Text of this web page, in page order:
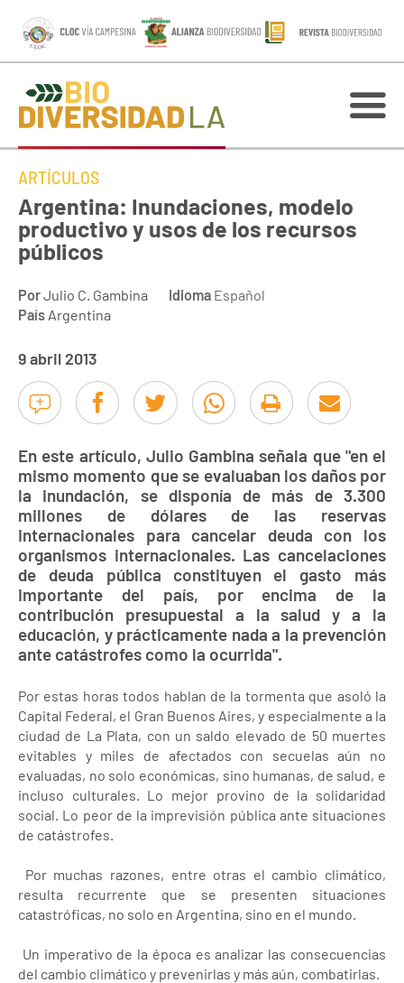
ARTÍCULOS
Argentina: Inundaciones, modelo
productivo y usos de los recursos
públicos
PorJulio C. Gambina Idioma Español
País Argentina
9 abril 2013
En este artículo, Julio Gambina señala que "en el
mismo momento que se evaluaban los daños por
la inundación, se disponía de más de 3.300
millones de dólares de las reservas
internacionales para cancelar deuda con los
organismos internacionales. Las cancelaciones
de deuda pública constituyen el gasto más
importante del país, por encima de la
contribución presupuestal a la salud y a la
educación, y prácticamente nada a la prevención
ante catástrofes como la ocurrida".
Por estas horas todos hablan de la tormenta que asoló la
Capital Federal, el Gran Buenos Aires, y especialmente a la
ciudad de La Plata, con un saldo elevado de 50 muertes
evitables y miles de afectados con secuelas aún no
evaluadas, no solo económicas, sino humanas, de salud, e
incluso culturales. Lo mejor provino de la solidaridad
social. Lo peor de la imprevisión pública ante situaciones
de catástrofes.
Por muchas razones, entre otras el cambio climático,
resulta recurrente que se presenten situaciones
catastróficas, no solo en Argentina, sino en el mundo.
Un imperativo de la época es analizar las consecuencias
del cambio climático y prevenirlas y más aún, combatirlas.